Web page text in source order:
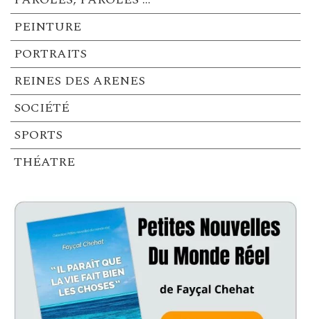
PEINTURE
PORTRAITS
REINES DES ARENES
SOCIÉTÉ
SPORTS
THÉATRE